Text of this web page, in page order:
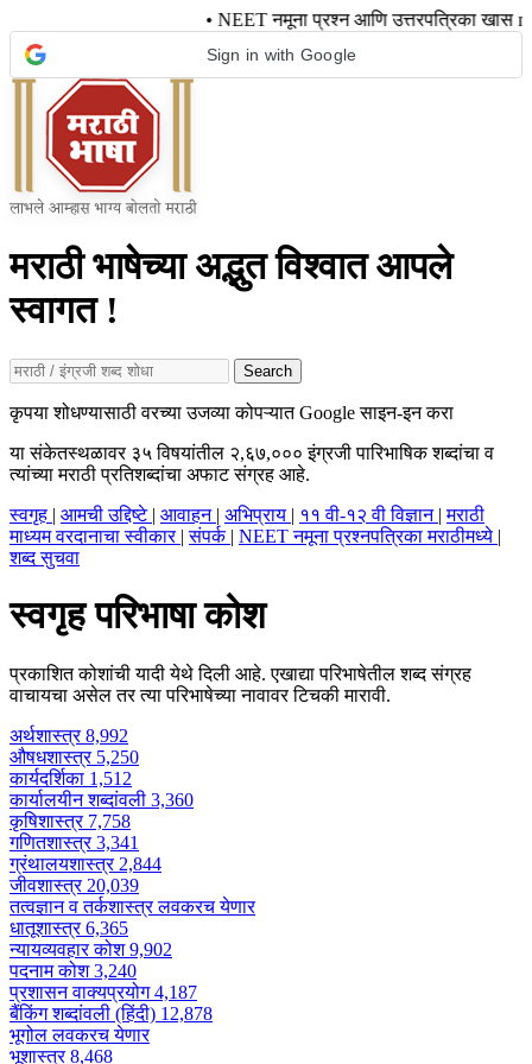
• NEET नमूना प्रश्न आणि उत्तरपत्रिका
Sign in with Google
मराठी भाषेच्या अद्भुत विश्वात आपले
स्वागत !
Search
कृपया शोधण्यासाठी वरच्या उजव्या कोपऱ्यात Google साइन-इन करा
या संकेतस्थळावर ३५ विषयांतील २,६७,००० इंग्रजी पारिभाषिक शब्दांचा व
त्यांच्या मराठी प्रतिशब्दांचा अफाट संग्रह आहे.
स्वगृह | आमची उद्दिष्टे | आवाहन | अभिप्राय | ११ वी-१२ वी विज्ञान | मराठी
माध्यम वरदानाचा स्वीकार | संपर्क | NEET नमूना प्रश्नपत्रिका मराठीमध्ये |
शब्द सुचवा
स्वगृह परिभाषा कोश
प्रकाशित कोशांची यादी येथे दिली आहे. एखाद्या परिभाषेतील शब्द संग्रह
वाचायचा असेल तर त्या परिभाषेच्या नावावर टिचकी मारावी.
अर्थशास्त्र8,992
औषधशास्त्र 5,250
कार्यदर्शिका 1,512
कार्यालयीन शब्दांवली 3,360
कृषिशास्त्र 7,758
गणितशास्त्र3,341
ग्रंथालयशास्त्र 2,844
जीवशास्त्र 20,039
तत्वज्ञान व तर्कशास्त्रलवकरच येणार
धातूशास्त्र6,365
न्यायव्यवहार कोश9,902
पदनाम कोश3,240
प्रशासन वाक्यप्रयोग4,187
बैंकिंग शब्दांवली (हिंदी) 12,878
भूगोललवकरच येणार
भूशास्त्र8,468